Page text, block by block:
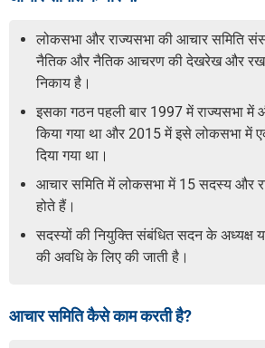
लोकसभा और राज्यसभा की आचार समिति
नैतिक और नैतिक आचरण की देखरेख और
निकाय है।
इसका गठन पहली बार 1997 में राज्यसभा
किया गया था और 2015 में इसे लोकसभा में
दिया गया था।
आचार समिति में लोकसभा में 15 सदस्य और
होते हैं।
सदस्यों की नियुक्ति संबंधित सदन के अध्यक्ष या
की अवधि के लिए की जाती है।
आचार समिति कैसे काम करती है?